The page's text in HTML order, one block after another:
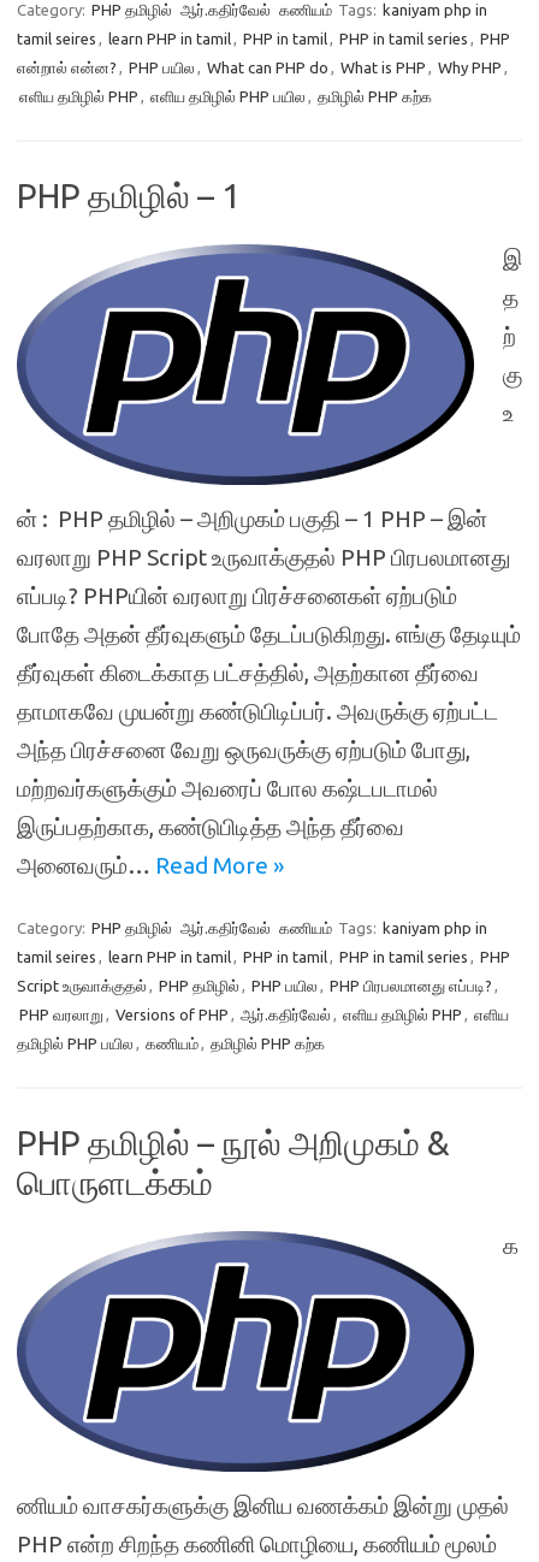
Category: PHP தமிழில் ஆர்.கதிர்வேல் கணியம் Tags: kaniyam php in
tamil seires , learn PHP in tamil, PHP in tamil, PHP in tamil series , PHP
என்றால் என்ன? , PHP பயில , What can PHP do , What is PHP , Why PHP ,
எளிய தமிழில் PHP , எளிய தமிழில் PHP பயில , தமிழில் PHP கற்க
PHP தமிழில் – 1
இ
த
ற்
கு
உ
ன் : PHP தமிழில் – அறிமுகம் பகுதி – 1 PHP – இன்
வரலாறு PHP Script உருவாக்குதல் PHP பிரபலமானது
எப்படி? PHPயின் வரலாறு பிரச்சனைகள் ஏற்படும்
போதே அதன் தீர்வுகளும் தேடப்படுகிறது. எங்கு தேடியும்
தீர்வுகள் கிடைக்காத பட்சத்தில், அதற்கான தீர்வை
தாமாகவே முயன்று கண்டுபிடிப்பர். அவருக்கு ஏற்பட்ட
அந்த பிரச்சனை வேறு ஒருவருக்கு ஏற்படும் போது,
மற்றவர்களுக்கும் அவரைப் போல கஷ்டபடாமல்
இருப்பதற்காக, கண்டுபிடித்த அந்த தீர்வை
அனைவரும்… Read More »
Category: PHP தமிழில் ஆர்.கதிர்வேல் கணியம் Tags: kaniyam php in
tamil seires
learn PHP in tamil PHP in tamil PHP in tamil series
PHP
Script உருவாக்குதல்
PHP தமிழில் PHP பயில PHP பிரபலமானது எப்படி?
PHP வரலாறு
Versions of PHP ஆர்.கதிர்வேல் எளிய தமிழில் PHP
எளிய
தமிழில் PHP பயில
கணியம் தமிழில் PHP கற்க
PHP தமிழில் – நூல் அறிமுகம் &
பொருளடக்கம்
க
ணியம் வாசகர்களுக்கு இனிய வணக்கம் இன்று முதல்
PHP என்ற சிறந்த கணினி மொழியை, கணியம் மூலம்